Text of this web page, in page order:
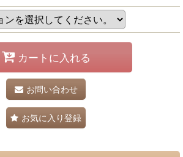
カートに入れる
お問い合わせ
お気に入り登録